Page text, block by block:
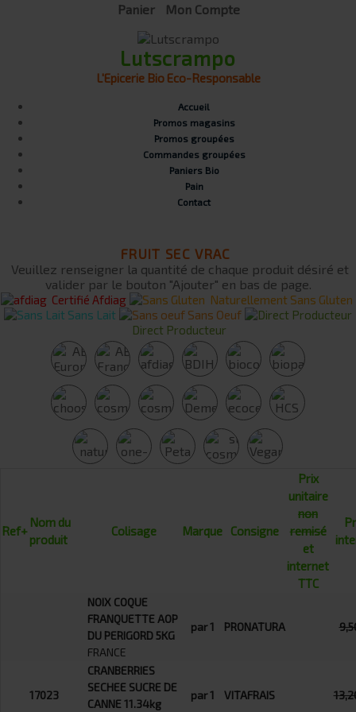
Panier Mon Compte
Lutscrampo
L'Epicerie Bio Eco-Responsable
Accueil
Promos magasins
Promos groupées
Commandes groupées
Paniers Bio
Pain
Contact
FRUIT SEC VRAC
Veuillez renseigner la quantité de chaque produit désiré et
valider par le bouton "Ajouter" en bas de page.
Certifié Afdiag
Naturellement Sans Gluten
Sans Lait
Sans Oeuf
Direct Producteur
Ref+
Nom du
produit
Colisage Marque Consigne
Prix
unitaire
non
remisé
et
internet
TTC
NOIX COQUE
FRANQUETTE AOP
DU PERIGORD 5KG
FRANCE
par 1 PRONATURA
17023
CRANBERRIES
SECHEE SUCRE DE
CANNE 11.34kg
par 1 VITAFRAIS